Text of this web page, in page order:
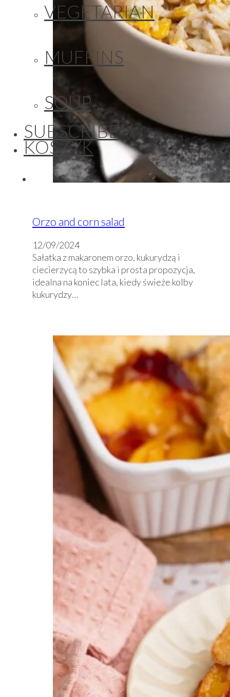
VEGETARIAN
MUFFINS
SOUP
SUBSCRIBE
KOSZYK
Orzo and corn salad
12/09/2024
Sałatka z makaronem orzo, kukurydzą i
ciecierzycą to szybka i prosta propozycja,
idealna na koniec lata, kiedy świeże kolby
kukurydzy…